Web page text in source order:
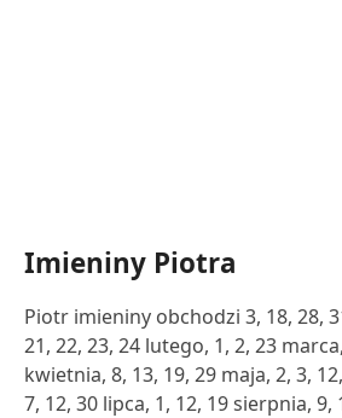
Imieniny Piotra
Piotr imieniny obchodzi 3, 18, 28,
21, 22, 23, 24 lutego, 1, 2, 23
kwietnia, 8, 13, 19, 29 maja, 2, 3,
7, 12, 30 lipca, 1, 12, 19 sierpnia, 9,